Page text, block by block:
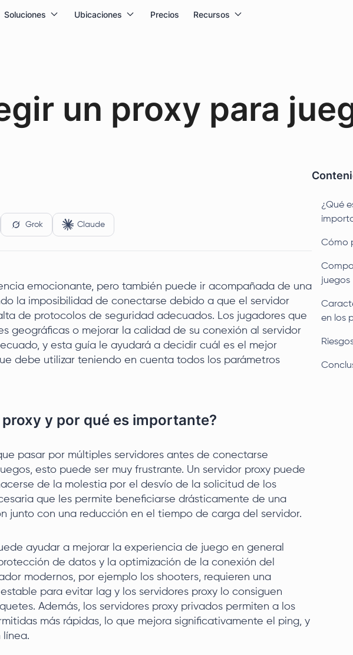
Soluciones Ubicaciones Precios Recursos
un proxy para
Grok Claude
emocionante, pero también puede ir acompañada de una
la imposibilidad de conectarse debido a que el servidor
de protocolos de seguridad adecuados. Los jugadores que
geográficas o mejorar la calidad de su conexión al servidor
y esta guía le ayudará a decidir cuál es el mejor
debe utilizar teniendo en cuenta todos los parámetros
y por qué es importante?
pasar por múltiples servidores antes de conectarse
esto puede ser muy frustrante. Un servidor proxy puede
de la molestia por el desvío de la solicitud de los
que les permite beneficiarse drásticamente de una
junto con una reducción en el tiempo de carga del servidor.
ayudar a mejorar la experiencia de juego en general
de datos y la optimización de la conexión del
modernos, por ejemplo los shooters, requieren una
para evitar lag y los servidores proxy lo consiguen
Además, los servidores proxy privados permiten a los
más rápidas, lo que mejora significativamente el ping, y
línea.
¿Qué
Cómo
juegos
en los